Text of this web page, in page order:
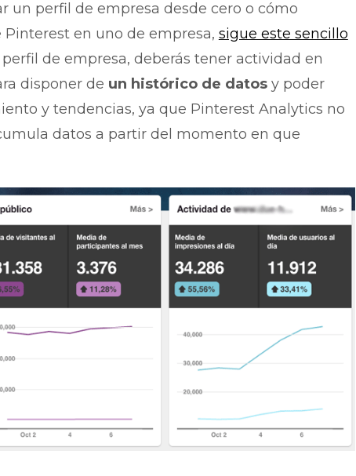
un perfil de empresa desde cero o cómo
en uno de empresa, sigue este sencillo
de empresa, deberás tener actividad en
disponer de un histórico de datosy poder
y tendencias, ya que Pinterest Analytics no
datos a partir del momento en que